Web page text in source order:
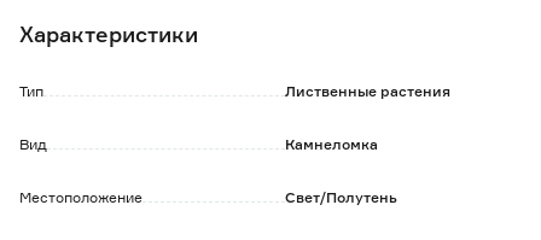
достаточно крупные, до 6 см длиной.
метельчатых или кистевидных соцветиях, мелкие.
Саженец в технологическом горшке. До посадки хранить
Характеристики
Тип Лиственные растения
Вид Камнеломка
Местоположение Свет/Полутень